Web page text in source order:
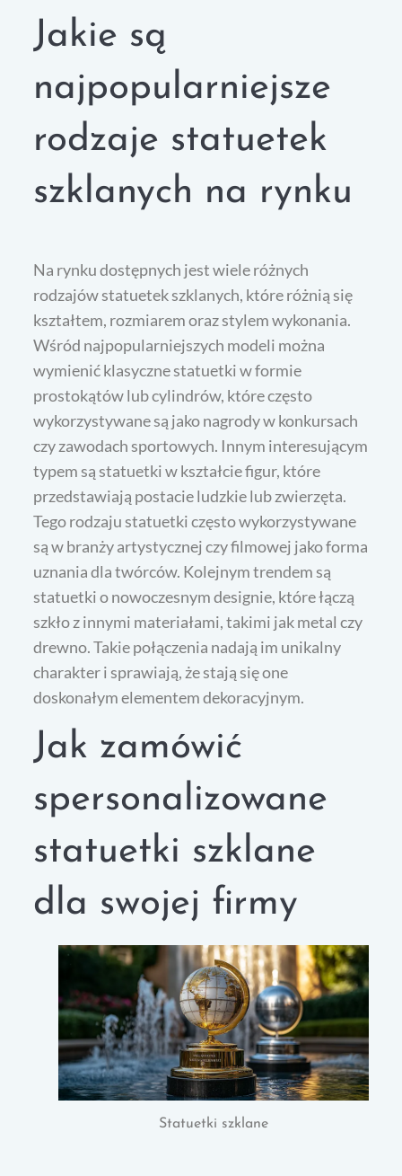
Jakie są
najpopularniejsze
rodzaje statuetek
szklanych na rynku
Na rynku dostępnych jest wiele różnych
rodzajów statuetek szklanych, które różnią się
kształtem, rozmiarem oraz stylem wykonania.
Wśród najpopularniejszych modeli można
wymienić klasyczne statuetki w formie
prostokątów lub cylindrów, które często
wykorzystywane są jako nagrody w konkursach
czy zawodach sportowych. Innym interesującym
typem są statuetki w kształcie figur, które
przedstawiają postacie ludzkie lub zwierzęta.
Tego rodzaju statuetki często wykorzystywane
są w branży artystycznej czy filmowej jako forma
uznania dla twórców. Kolejnym trendem są
statuetki o nowoczesnym designie, które łączą
szkło z innymi materiałami, takimi jak metal czy
drewno. Takie połączenia nadają im unikalny
charakter i sprawiają, że stają się one
doskonałym elementem dekoracyjnym.
Jak zamówić
spersonalizowane
statuetki szklane
dla swojej firmy
Statuetki szklane